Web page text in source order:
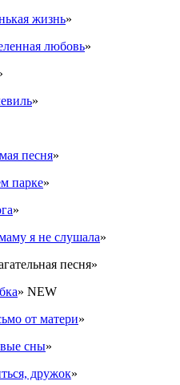
жизнь»
любовь»
»
песня»
парке»
»
я не слушала»
песня»
» NEW
от матери»
сны»
дружок»